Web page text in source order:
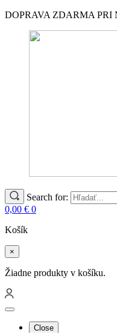
DOPRAVA ZDARMA PRI
Search for:
0,00 € 0
Košík
×
Žiadne produkty v košíku.
Close